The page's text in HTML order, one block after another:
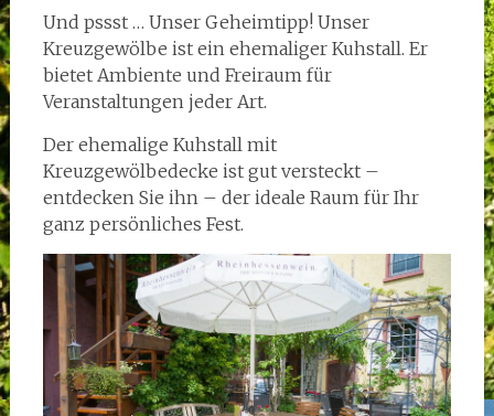
Und pssst … Unser Geheimtipp! Unser
Kreuzgewölbe ist ein ehemaliger Kuhstall. Er
bietet Ambiente und Freiraum für
Veranstaltungen jeder Art.
Der ehemalige Kuhstall mit
Kreuzgewölbedecke ist gut versteckt –
entdecken Sie ihn – der ideale Raum für Ihr
ganz persönliches Fest.